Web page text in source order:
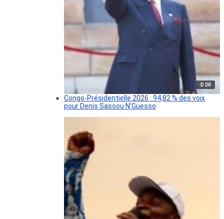
© DR
Congo-Présidentielle 2026 : 94,82 % des voix
pour Denis Sassou N’Guesso